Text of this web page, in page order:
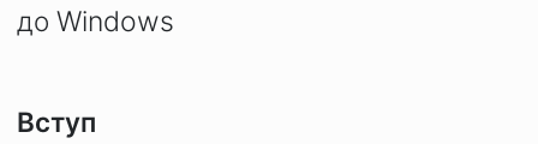
до Windows
Вступ